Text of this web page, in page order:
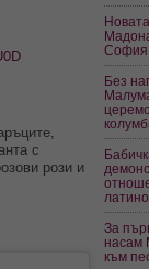
с
рози и
София!
Без
За
насам
към